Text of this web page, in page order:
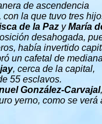
de ascendencia
, con la que tuvo tres
de la Paz yMaría
desahogada,
había invertido
un cafetal de
, cerca de la capital,
55 esclavos.
González-Carvajal
yerno, como se verá